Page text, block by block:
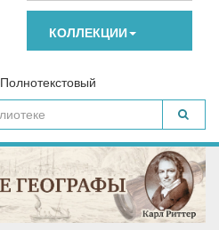
КОЛЛЕКЦИИ
Полнотекстовый